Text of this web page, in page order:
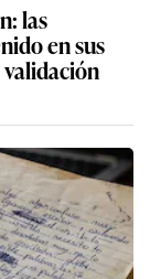
las
en sus